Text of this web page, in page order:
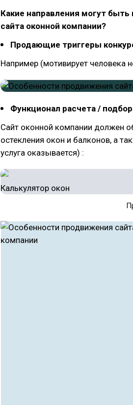
Какие направления могут
сайта оконной компании?
Продающие триггеры
Например (мотивирует человека
Функционал расчета /
Сайт оконной компании должен
остекления окон и балконов, а
услуга оказывается) :
Пример -